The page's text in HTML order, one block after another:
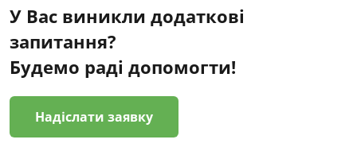
У Вас виникли додаткові
запитання?
Будемо раді допомогти!
Надіслати заявку